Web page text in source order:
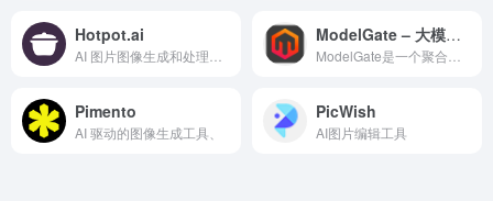
Hotpot.ai ModelGate – 大模型网关
Pimento
AI 驱动的图像生成工具、
PicWish
AI图片编辑工具